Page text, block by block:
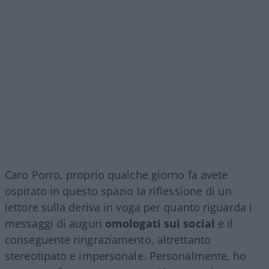
Caro Porro, proprio qualche giorno fa avete
ospitato in questo spazio la riflessione di un
lettore sulla deriva in voga per quanto riguarda i
messaggi di auguri omologati sui social e il
conseguente ringraziamento, altrettanto
stereotipato e impersonale. Personalmente, ho